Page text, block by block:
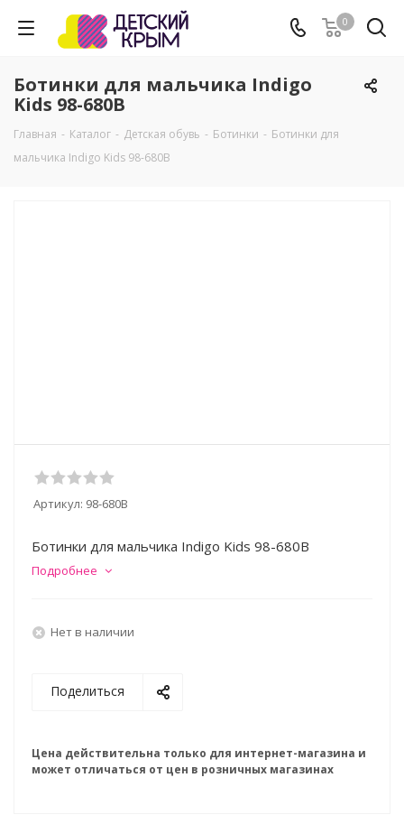
0
Ботинки для мальчика Indigo
Kids 98-680B
Главная - Каталог - Детская обувь - Ботинки - Ботинки для
мальчика Indigo Kids 98-680B
Артикул: 98-680B
Ботинки для мальчика Indigo Kids 98-680B
Подробнее
Нет в наличии
Поделиться
Цена действительна только для интернет-магазина и
может отличаться от цен в розничных магазинах